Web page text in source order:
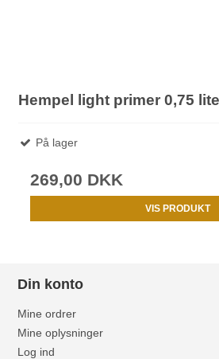
Hempel light primer 0,75
På lager
269,00 DKK
VIS PRODUKT
Din konto
Mine ordrer
Mine oplysninger
Log ind